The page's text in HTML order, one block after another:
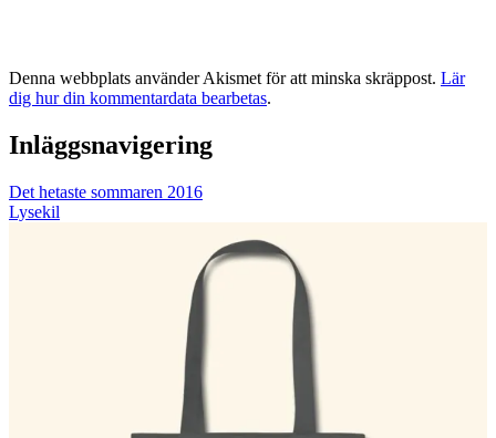
Denna webbplats använder Akismet för att minska skräppost. Lär
dig hur din kommentardata bearbetas.
Inläggsnavigering
Det hetaste sommaren 2016
Lysekil